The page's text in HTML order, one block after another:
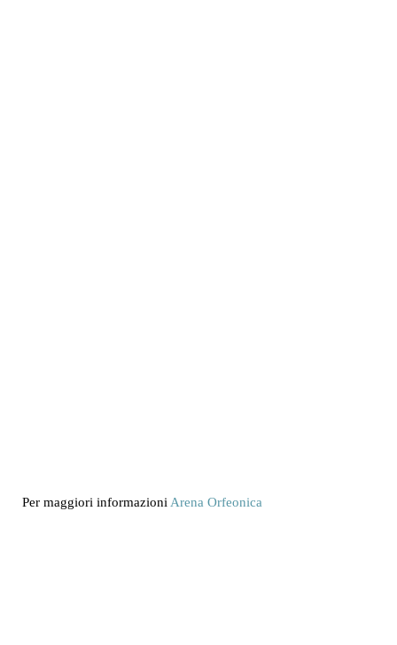
Per maggiori informazioniArena Orfeonica